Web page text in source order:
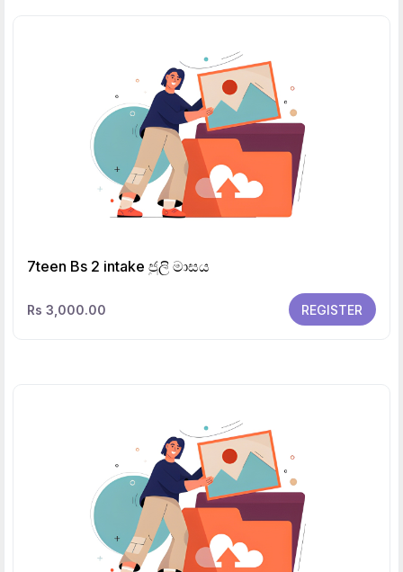
7teen Bs 2 intake ජුලි මාසය
Rs 3,000.00 REGISTER